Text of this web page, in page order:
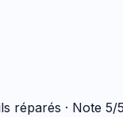
réparés · Note